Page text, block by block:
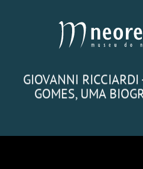
GIOVANNI RICCIARDI
GOMES, UMA